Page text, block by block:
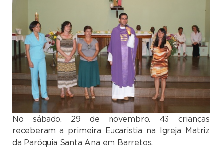
No sábado, 29 de novembro, 43 crianças
receberam a primeira Eucaristia na Igreja Matriz
da Paróquia Santa Ana em Barretos.